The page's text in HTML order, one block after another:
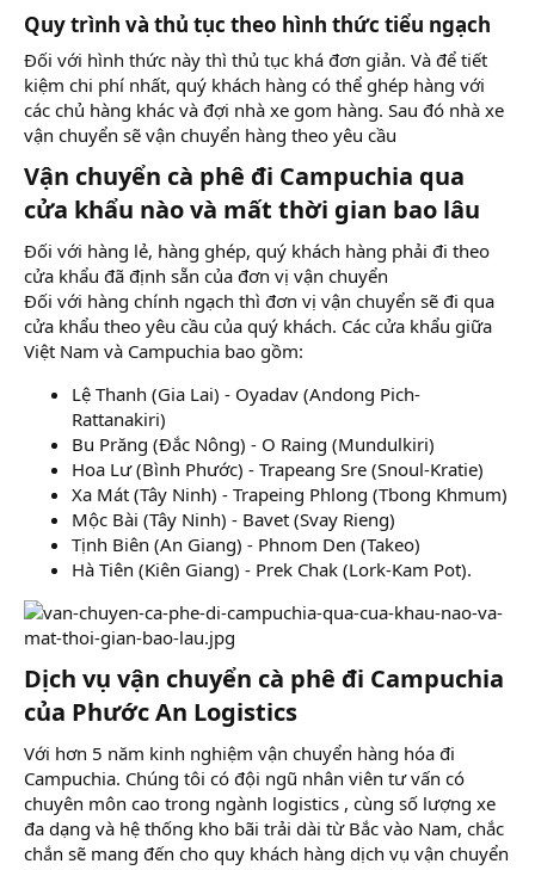
Quy trình và thủ tục theo hình thức tiểu ngạch​
Đối với hình thức này thì thủ tục khá đơn giản. Và để tiết
kiệm chi phí nhất, quý khách hàng có thể ghép hàng với
các chủ hàng khác và đợi nhà xe gom hàng. Sau đó nhà xe
vận chuyển sẽ vận chuyển hàng theo yêu cầu
Vận chuyển cà phê đi Campuchia qua
cửa khẩu nào và mất thời gian bao lâu​
Đối với hàng lẻ, hàng ghép, quý khách hàng phải đi theo
cửa khẩu đã định sẵn của đơn vị vận chuyển
Đối với hàng chính ngạch thì đơn vị vận chuyển sẽ đi qua
cửa khẩu theo yêu cầu của quý khách. Các cửa khẩu giữa
Việt Nam và Campuchia bao gồm:
Lệ Thanh (Gia Lai) - Oyadav (Andong Pich-
Rattanakiri)
Bu Prăng (Đắc Nông) - O Raing (Mundulkiri)
Hoa Lư (Bình Phước) - Trapeang Sre (Snoul-Kratie)
Xa Mát (Tây Ninh) - Trapeing Phlong (Tbong Khmum)
Mộc Bài (Tây Ninh) - Bavet (Svay Rieng)
Tịnh Biên (An Giang) - Phnom Den (Takeo)
Hà Tiên (Kiên Giang) - Prek Chak (Lork-Kam Pot).
Dịch vụ vận chuyển cà phê đi Campuchia
của Phước An Logistics​
Với hơn 5 năm kinh nghiệm vận chuyển hàng hóa đi
Campuchia. Chúng tôi có đội ngũ nhân viên tư vấn có
chuyên môn cao trong ngành logistics , cùng số lượng xe
đa dạng và hệ thống kho bãi trải dài từ Bắc vào Nam, chắc
chắn sẽ mang đến cho quy khách hàng dịch vụ vận chuyển